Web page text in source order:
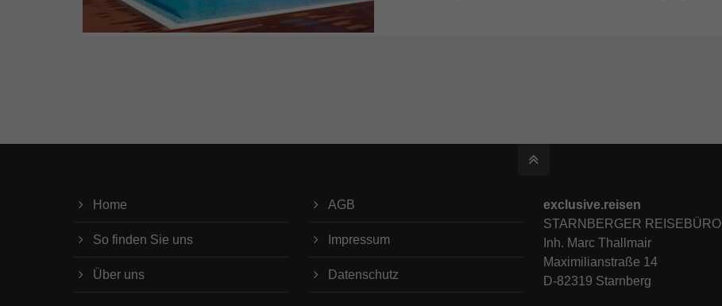
Home
So finden Sie uns
Über uns
AGB
Impressum
Datenschutz
exclusive.reisen
STARNBERGER REISEBÜRO
Inh. Marc Thallmair
Maximilianstraße 14
D-82319 Starnberg